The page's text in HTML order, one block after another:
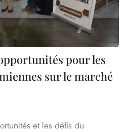
pour les
sur le marché
et les défis du